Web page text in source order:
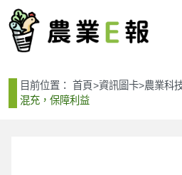
目前位置：首頁>資訊圖卡>農業科
混充，保障利益